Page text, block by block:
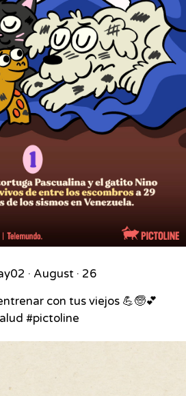
02 · August · 26
con tus viejos 💪🧓💕
#pictoline